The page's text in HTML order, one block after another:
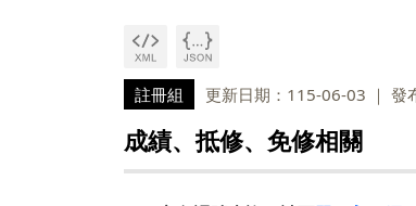
註冊組 更新日期：115-06-03 發
成績、抵修、免修相關